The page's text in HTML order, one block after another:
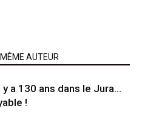
MÊME AUTEUR
y a 130 ans dans le Jura…
!